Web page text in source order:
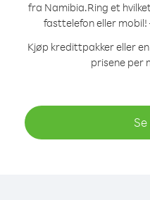
fra Namibia.Ring et
fasttelefon eller mobil!
Kjøp kredittpakker eller
prisene per